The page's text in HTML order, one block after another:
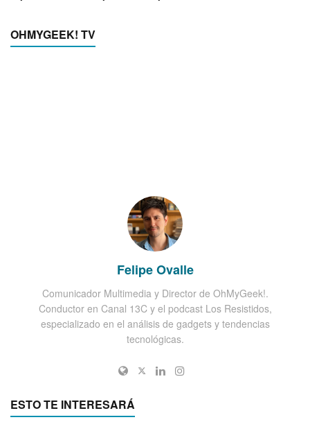
OHMYGEEK! TV
Felipe Ovalle
Comunicador Multimedia y Director de OhMyGeek!.
Conductor en Canal 13C y el podcast Los Resistidos,
especializado en el análisis de gadgets y tendencias
tecnológicas.
ESTO TE INTERESARÁ